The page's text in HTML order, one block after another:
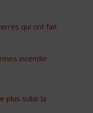
qui ont fait
incendie
plus subir la